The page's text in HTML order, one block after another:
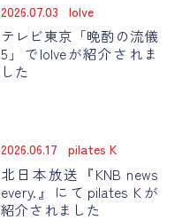
2026.07.03 loIve
テレビ東京「晩酌の流儀
5」でloIveが紹介されま
した
2026.06.17 pilates K
北日本放送『KNB news
every.』にてpilates Kが
紹介されました